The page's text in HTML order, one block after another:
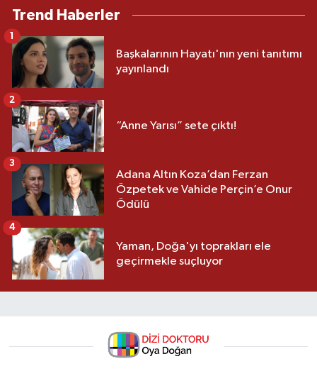
Trend Haberler
Başkalarının Hayatı'nın yeni tanıtımı
yayınlandı
1
“Anne Yarısı” sete çıktı!
2
Adana Altın Koza’dan Ferzan
Özpetek ve Vahide Perçin’e Onur
Ödülü
3
Yaman, Doğa'yı toprakları ele
geçirmekle suçluyor
4